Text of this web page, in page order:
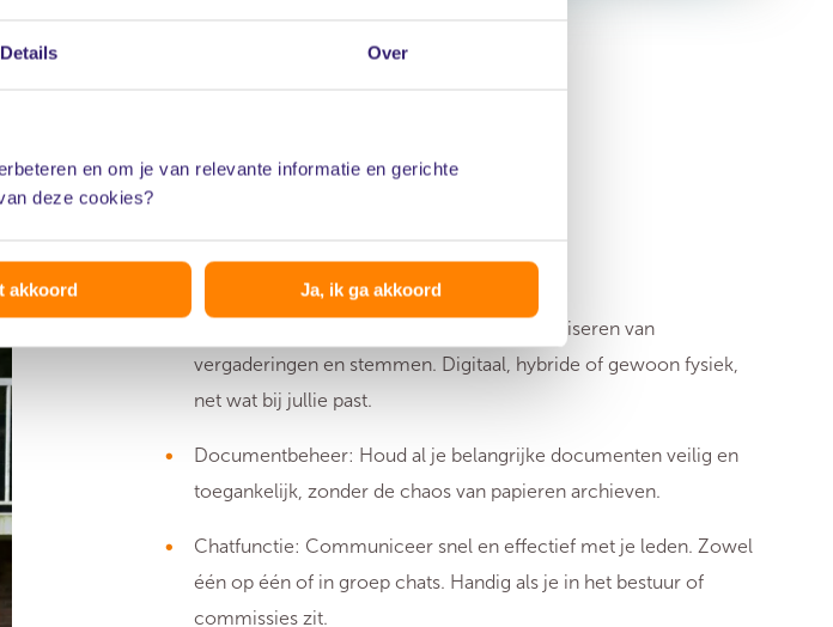
Details Over
en om je van relevante informatie en gerichte
deze cookies?
akkoord Ja, ik ga akkoord
Vergaderen en Stemmen: Eenvoudig organiseren van
vergaderingen en stemmen. Digitaal, hybride of gewoon fysiek,
net wat bij jullie past.
Documentbeheer: Houd al je belangrijke documenten veilig en
toegankelijk, zonder de chaos van papieren archieven.
Chatfunctie: Communiceer snel en effectief met je leden. Zowel
één op één of in groep chats. Handig als je in het bestuur of
commissies zit.